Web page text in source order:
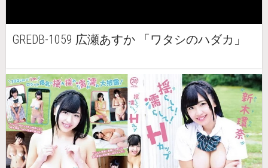
GREDB-1059 広瀬あすか 「ワタシのハダカ」